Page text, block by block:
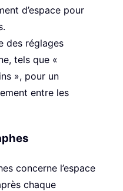
d’espace pour
des réglages
tels que «
», pour un
entre les
concerne l’espace
chaque